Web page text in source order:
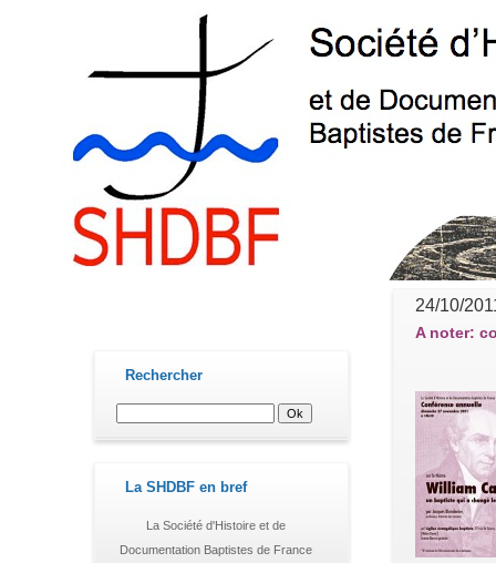
Rechercher
La SHDBF en bref
La Société d'Histoire et de
Documentation Baptistes de France
24/10/
A noter: